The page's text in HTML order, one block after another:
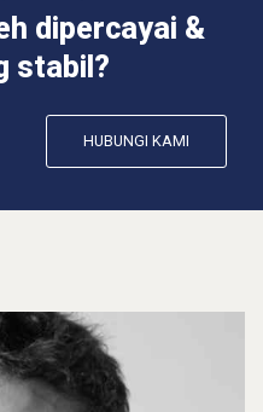
dipercayai &
stabil?
HUBUNGI KAMI